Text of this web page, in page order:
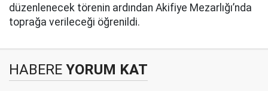
düzenlenecek törenin ardından Akifiye Mezarlığı’nda
toprağa verileceği öğrenildi.
HABERE YORUM KAT